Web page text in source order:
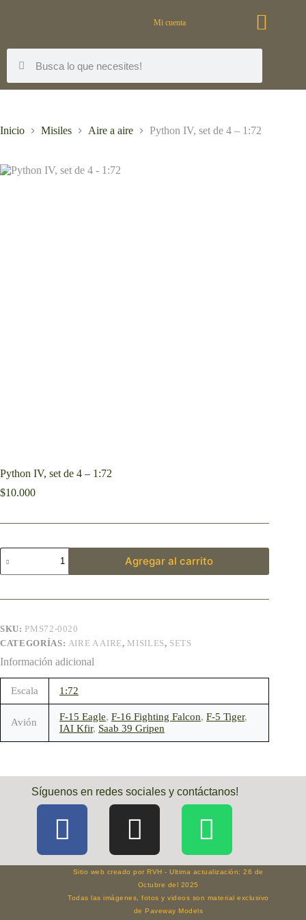
Mi cuenta
Inicio Misiles Aire a aire Python IV, set de 4 – 1:72
Python IV, set de 4 – 1:72
$10.000
Agregar al carrito
SKU: PMS72-0020
CATEGORÍAS: AIRE A AIRE, MISILES, SETS
Información adicional
Escala 1:72
Avión F-15 Eagle, F-16 Fighting Falcon, F-5 Tiger,
IAI Kfir, Saab 39 Gripen
Síguenos en redes sociales y contáctanos!
Sitio web creado por RVH - Ultima actualización: 26 de
Octubre del 2025
Todas las imágenes, fotos y videos son material exclusivo
de Paveway Models